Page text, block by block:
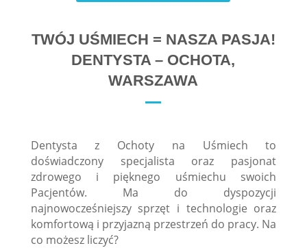
TWÓJ UŚMIECH = NASZA PASJA!
DENTYSTA – OCHOTA,
WARSZAWA
Dentysta z Ochoty na Uśmiech to
doświadczony specjalista oraz pasjonat
zdrowego i pięknego uśmiechu swoich
Pacjentów. Ma do dyspozycji
najnowocześniejszy sprzęt i technologie oraz
komfortową i przyjazną przestrzeń do pracy. Na
co możesz liczyć?